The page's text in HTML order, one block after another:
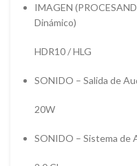
IMAGEN
Dinámico)
HDR10 / HLG
SONIDO – Salida de
20W
SONIDO – Sistema de